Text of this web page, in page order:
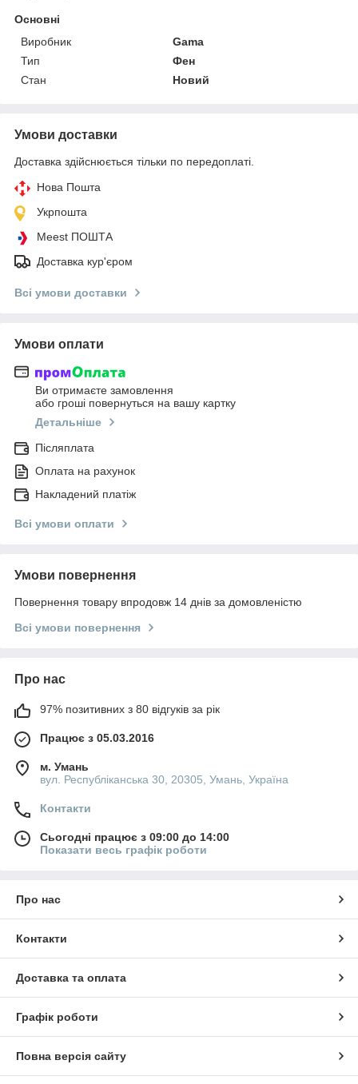
Основні
Виробник
Gama
Тип
Фен
Стан
Новий
Умови доставки
Доставка здійснюється тільки по передоплаті.
Нова Пошта
Укрпошта
Meest ПОШТА
Доставка кур'єром
Всі умови доставки
Умови оплати
Ви отримаєте замовлення
або гроші повернуться на вашу картку
Детальніше
Післяплата
Оплата на рахунок
Накладений платіж
Всі умови оплати
Умови повернення
Повернення товару впродовж 14 днів за домовленістю
Всі умови повернення
Про нас
97% позитивних з 80 відгуків за рік
Працює з 05.03.2016
м. Умань
вул. Республіканська 30, 20305, Умань, Україна
Контакти
Сьогодні працює з 09:00 до 14:00
Показати весь графік роботи
Про нас
Контакти
Доставка та оплата
Графік роботи
Повна версія сайту